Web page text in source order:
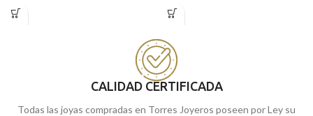
para niño como niña y llevar en la
primera comunión.
tiendas de Málaga, o si lo prefieres
encargarla online y te la enviamos a
ideal tanto para niño como niña y llevar
en la primera comunión.
Puedes encontrarla en nuestras
tiendas de Málaga, o si lo prefieres
encargarla online y te la enviamos a
casa.
CALIDAD CERTIFICADA
Todas las joyas compradas en Torres Joyeros poseen por Ley su